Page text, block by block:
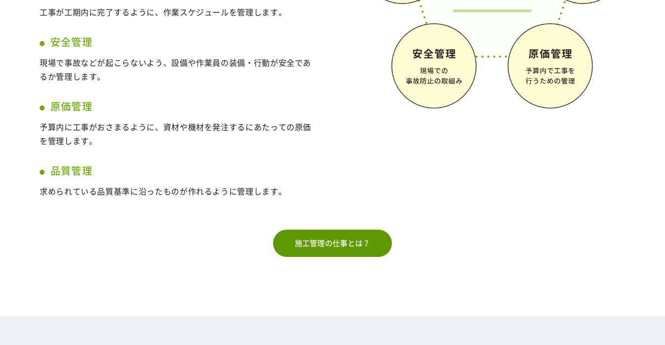
工事が工期内に完了するように、作業スケジュールを管理します。
安全管理
現場で事故などが起こらないよう、設備や作業員の装備・行動が安全であ
るか管理します。
原価管理
予算内に工事がおさまるように、資材や機材を発注するにあたっての原価
を管理します。
品質管理
求められている品質基準に沿ったものが作れるように管理します。
施工管理の仕事とは？